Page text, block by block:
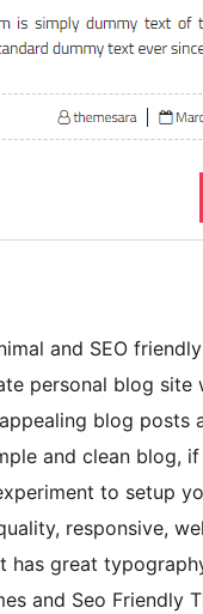
and SEO
personal blog
blog posts
and clean blog,
to setup
responsive,
has great
and Seo